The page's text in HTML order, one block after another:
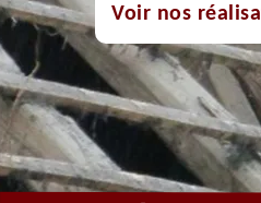
Voir nos